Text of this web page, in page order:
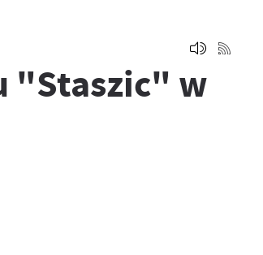
"Staszic" w